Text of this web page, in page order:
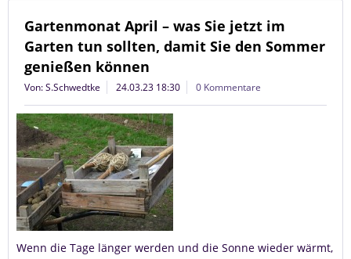
Gartenmonat April – was Sie jetzt im
Garten tun sollten, damit Sie den Sommer
genießen können
Von: S.Schwedtke 24.03.23 18:30 0 Kommentare
Wenn die Tage länger werden und die Sonne wieder wärmt,